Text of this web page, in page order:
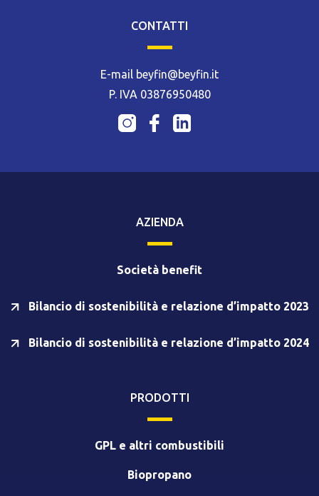
CONTATTI
E-mail beyfin@beyfin.it
P. IVA 03876950480
AZIENDA
Società benefit
Bilancio di sostenibilità e relazione d’impatto 2023
Bilancio di sostenibilità e relazione d’impatto 2024
PRODOTTI
GPL e altri combustibili
Biopropano